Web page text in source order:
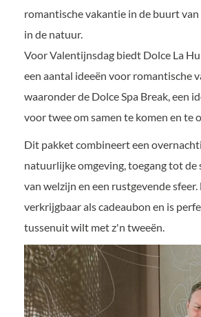
romantische vakantie in de buurt van
in de natuur.
Voor Valentijnsdag biedt Dolce La
een aantal ideeën voor romantische
waaronder de Dolce Spa Break, een
voor twee om samen te komen en te
Dit pakket combineert een
natuurlijke omgeving, toegang tot de
van welzijn en een rustgevende
verkrijgbaar als cadeaubon en is
tussenuit wilt met z'n tweeën.